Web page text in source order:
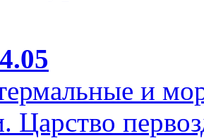
и
Царство